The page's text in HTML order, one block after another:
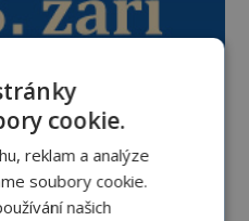
cookie.
reklam a analýze
soubory cookie.
našich